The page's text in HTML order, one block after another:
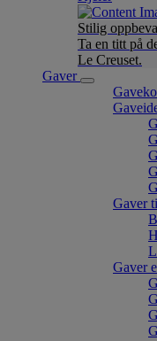
Stilig
Ta en titt på
Le Creuset.
Gaver
Gaver
Gaver